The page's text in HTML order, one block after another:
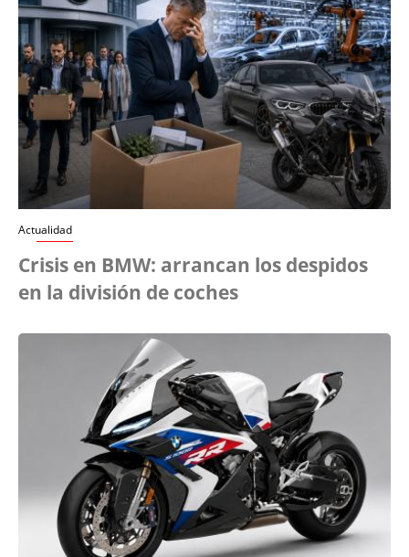
Actualidad
Crisis en BMW: arrancan los despidos
en la división de coches